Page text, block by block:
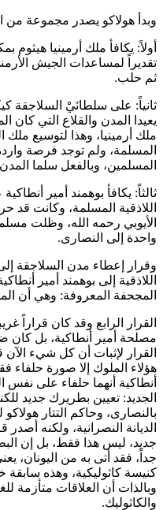
وبدأ هولاكو يصدر مجموعة من
أولاً: يكافأ ملك أرمينيا هيثوم
تقديراً لمساعدات الجيش
ثم حلب.
ثانياً: على سلطانَيْ السلاجقة
يعيدا المدن والقلاع التي
ملك أرمينيا، وهذا لتوسيع ملك
المسلمة، ولم توجد فرصة
المسلمين، وبالفعل سلما
ثالثاً: يكافأ بوهمند أمير أنطاكية
اللاذقية المسلمة، وكانت قد
الأيوبي رحمه الله، وظلت
واحدة إلى النصارى.
وقرار إعطاء مدن السلاجقة
اللاذقية إلى بوهمند أمير
المجحفة المعروفة: وهي أن
القرار الرابع وقد كان قراراً
مصلحة أمير أنطاكية، بل كان
القرار لإثبات أن كل شيء الآن
هؤلاء الملوك إلا صورة حلفاء
أنطاكية أنهما حلفاء على
الجديد: تعيين بطريرك جديد
بالنصارى، وحاكم التتار هولاكو
الديانة النصرانية، ولكنه
جديد، ليس هذا فقط، بل إن
جداً، فقد أتى به من اليونان،
كنيسة كاثوليكية، وهذه
وبالذات أن العلاقات متأزمة
والكاثوليك.